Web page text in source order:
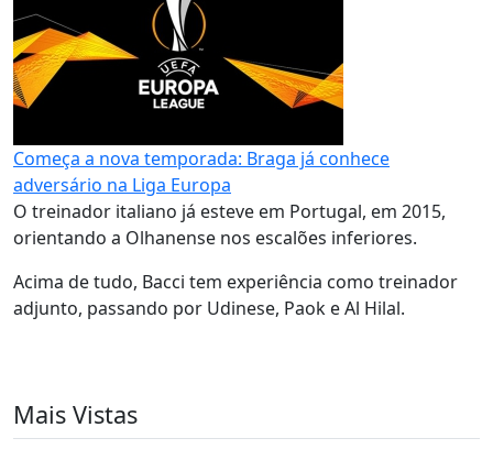
Começa a nova temporada: Braga já conhece
adversário na Liga Europa
O treinador italiano já esteve em Portugal, em 2015,
orientando a Olhanense nos escalões inferiores.
Acima de tudo, Bacci tem experiência como treinador
adjunto, passando por Udinese, Paok e Al Hilal.
Mais Vistas